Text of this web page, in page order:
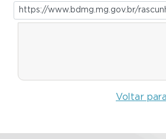
Voltar